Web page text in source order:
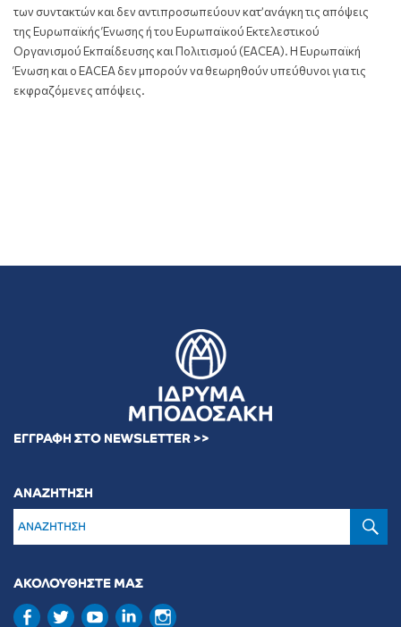
των συντακτών και δεν αντιπροσωπεύουν κατ’ανάγκη τις απόψεις
της Ευρωπαϊκής Ένωσης ή του Ευρωπαϊκού Εκτελεστικού
Οργανισμού Εκπαίδευσης και Πολιτισμού (EACEA). Η Ευρωπαϊκή
Ένωση και ο EACEA δεν μπορούν να θεωρηθούν υπεύθυνοι για τις
εκφραζόμενες απόψεις.
ΕΓΓΡΑΦΗ ΣΤΟ NEWSLETTER >>
ΑΝΑΖΗΤΗΣΗ
ΑΚΟΛΟΥΘΗΣΤΕ ΜΑΣ